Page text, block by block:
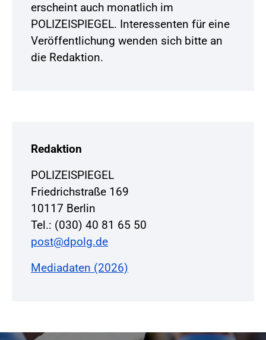
erscheint auch monatlich im
POLIZEISPIEGEL. Interessenten für eine
Veröffentlichung wenden sich bitte an
die Redaktion.
Redaktion
POLIZEISPIEGEL
Friedrichstraße 169
10117 Berlin
Tel.: (030) 40 81 65 50
post@dpolg.de
Mediadaten (2026)